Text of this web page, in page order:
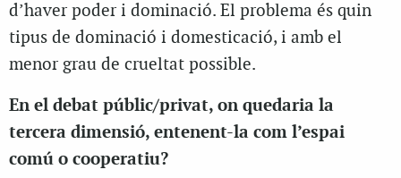
d’haver poder i dominació. El problema és quin
tipus de dominació i domesticació, i amb el
menor grau de crueltat possible.
En el debat públic/privat, on quedaria la
tercera dimensió, entenent-la com l’espai
comú o cooperatiu?